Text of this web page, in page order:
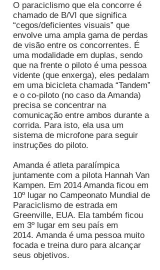
O paraciclismo que ela concorre é
chamado de B/VI que significa
“cegos/deficientes visuais” que
envolve uma ampla gama de perdas
de visão entre os concorrentes. É
uma modalidade em duplas, sendo
que na frente o piloto é uma pessoa
vidente (que enxerga), eles pedalam
em uma bicicleta chamada “Tandem”
e o co-piloto (no caso da Amanda)
precisa se concentrar na
comunicação entre ambos durante a
corrida. Para isto, ela usa um
sistema de microfone para seguir
instruções do piloto.
Amanda é atleta paralímpica
juntamente com a pilota Hannah Van
Kampen. Em 2014 Amanda ficou em
10º lugar no Campeonato Mundial de
Paraciclismo de estrada em
Greenville, EUA. Ela também ficou
em 3º lugar em seu país em
2014. Amanda é uma pessoa muito
focada e treina duro para alcançar
seus objetivos.